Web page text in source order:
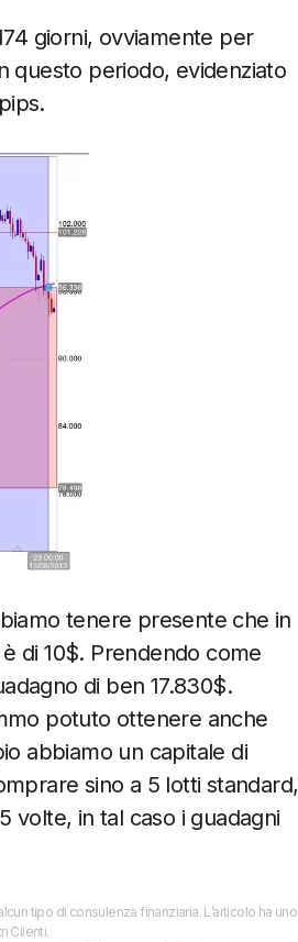
giorni, ovviamente per
questo periodo, evidenziato
tenere presente che in
di 10$. Prendendo come
di ben 17.830$.
potuto ottenere anche
abbiamo un capitale di
sino a 5 lotti standard,
volte, in tal caso i guadagni
tipo di consulenza finanziaria. L’articolo ha uno
Clienti.